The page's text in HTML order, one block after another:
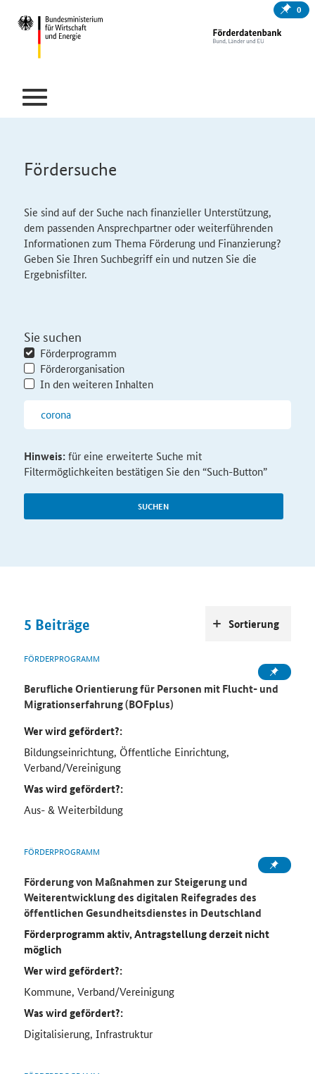
0
Fördersuche
Sie sind auf der Suche nach finanzieller Unterstützung,
dem passenden Ansprechpartner oder weiterführenden
Informationen zum Thema Förderung und Finanzierung?
Geben Sie Ihren Suchbegriff ein und nutzen Sie die
Ergebnisfilter.
Sie suchen
Förderprogramm
Förderorganisation
In den weiteren Inhalten
SUCHEN
Hinweis:für eine erweiterte Suche mit
Filtermöglichkeiten bestätigen Sie den “Such-Button”
5 Beiträge
FÖRDERPROGRAMM
Berufliche Orientierung für Personen mit Flucht- und
Migrationserfahrung (BOFplus)
Wer wird gefördert?:
Bildungseinrichtung, Öffentliche Einrichtung,
Verband/Vereinigung
Was wird gefördert?:
Aus- & Weiterbildung
FÖRDERPROGRAMM
Förderung von Maßnahmen zur Steigerung und
Weiterentwicklung des digitalen Reifegrades des
öffentlichen Gesundheitsdienstes in Deutschland
Förderprogramm aktiv, Antragstellung derzeit nicht
möglich
Wer wird gefördert?:
Kommune, Verband/Vereinigung
Was wird gefördert?:
Digitalisierung, Infrastruktur
Sortierung